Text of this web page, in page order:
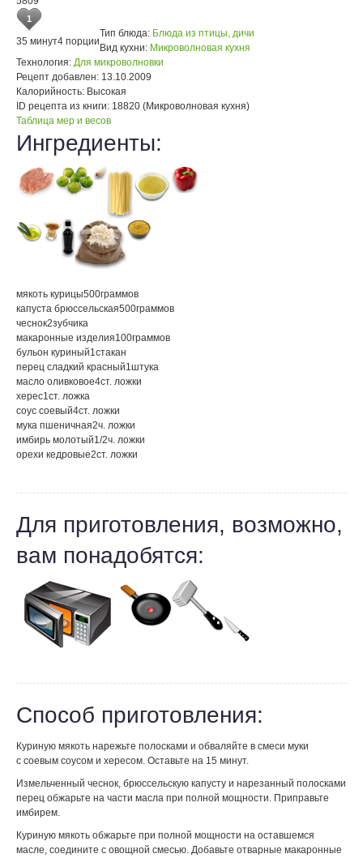
1
35 минут4 порции
Тип блюда: Блюда из птицы, дичи
Вид кухни: Микроволновая кухня
Технология: Для микроволновки
Рецепт добавлен: 13.10.2009
Калорийность: Высокая
ID рецепта из книги: 18820 (Микроволновая кухня)
Таблица мер и весов
Ингредиенты:
мякоть курицы500граммов
капуста брюссельская500граммов
чеснок2зубчика
макаронные изделия100граммов
бульон куриный1стакан
перец сладкий красный1штука
масло оливковое4ст. ложки
херес1ст. ложка
соус соевый4ст. ложки
мука пшеничная2ч. ложки
имбирь молотый1/2ч. ложки
орехи кедровые2ст. ложки
Для приготовления, возможно,
вам понадобятся:
Способ приготовления:
Куриную мякоть нарежьте полосками и обваляйте в смеси муки
с соевым соусом и хересом. Оставьте на 15 минут.
Измельченный чеснок, брюссельскую капусту и нарезанный полосками
перец обжарьте на части масла при полной мощности. Приправьте
имбирем.
Куриную мякоть обжарьте при полной мощности на оставшемся
масле, соедините с овощной смесью. Добавьте отварные макаронные